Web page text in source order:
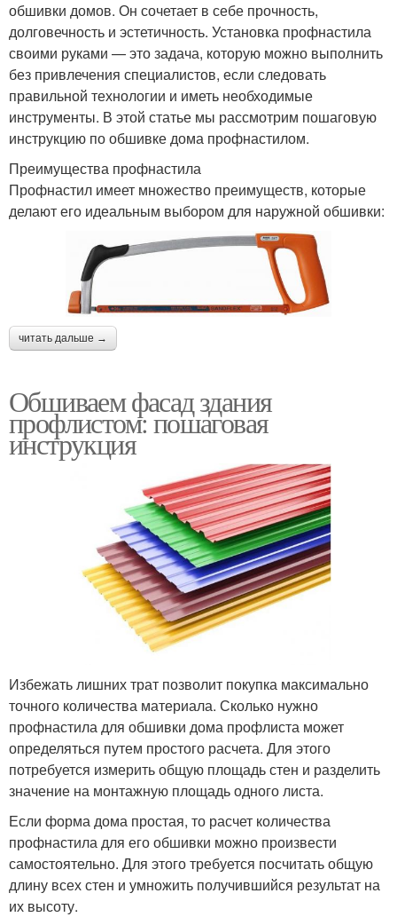
обшивки домов. Он сочетает в себе прочность,
долговечность и эстетичность. Установка профнастила
своими руками — это задача, которую можно выполнить
без привлечения специалистов, если следовать
правильной технологии и иметь необходимые
инструменты. В этой статье мы рассмотрим пошаговую
инструкцию по обшивке дома профнастилом.
Преимущества профнастила
Профнастил имеет множество преимуществ, которые
делают его идеальным выбором для наружной обшивки:
читать дальше →
Обшиваем фасад здания
профлистом: пошаговая
инструкция
Избежать лишних трат позволит покупка максимально
точного количества материала. Сколько нужно
профнастила для обшивки дома профлиста может
определяться путем простого расчета. Для этого
потребуется измерить общую площадь стен и разделить
значение на монтажную площадь одного листа.
Если форма дома простая, то расчет количества
профнастила для его обшивки можно произвести
самостоятельно. Для этого требуется посчитать общую
длину всех стен и умножить получившийся результат на
их высоту.